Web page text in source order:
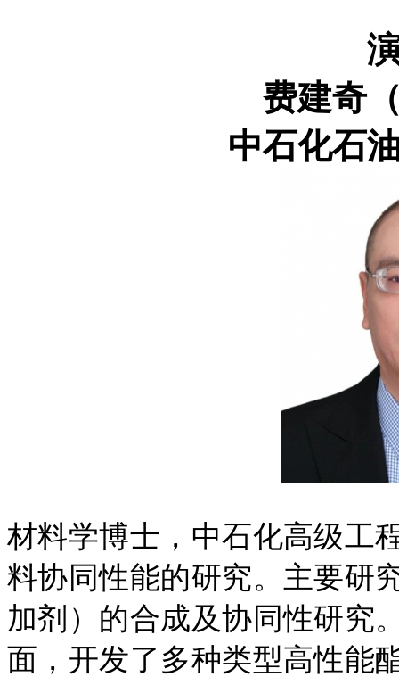
费建奇
中石化石
材料学博士，中石化高级工
料协同性能的研究。主要研
加剂）的合成及协同性研究
面，开发了多种类型高性能